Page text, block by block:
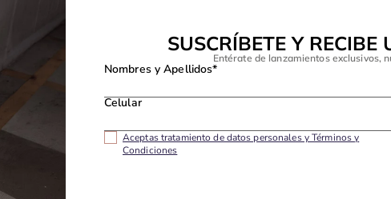
SUSCRÍBETE Y RECIBE
Entérate de lanzamientos exclusivos,
Nombres y Apellidos*
Celular
Aceptas tratamiento de datos personales y Términos y
Condiciones